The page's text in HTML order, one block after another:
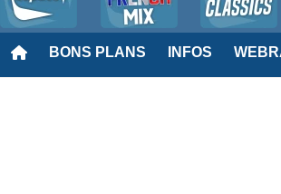
BONS PLANS INFOS